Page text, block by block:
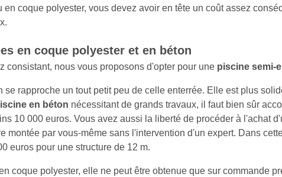
en coque polyester, vous devez avoir en tête un coût assez
en coque polyester et en béton
consistant, nous vous proposons d'opter pour une piscine semi-
se rapproche un tout petit peu de celle enterrée. Elle est plus
en béton nécessitant de grands travaux, il faut bien sûr
10 000 euros. Vous avez aussi la liberté de procéder à l'achat
montée par vous-même sans l'intervention d'un expert. Dans
euros pour une structure de 12 m.
coque polyester, elle ne peut être obtenue que sur commande